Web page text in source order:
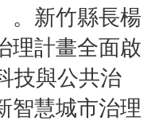
。新竹縣長楊
理計畫全面啟
技與公共治
智慧城市治理